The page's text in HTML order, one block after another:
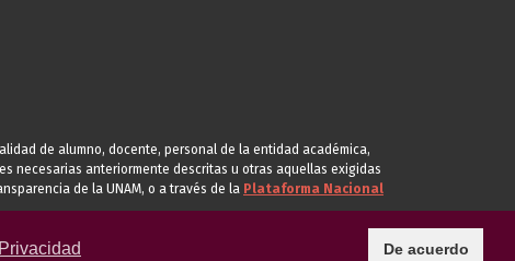
De acuerdo
de alumno, docente, personal de la entidad académica,
necesarias anteriormente descritas u otras aquellas exigidas
de la UNAM, o a través de la Plataforma Nacional